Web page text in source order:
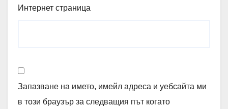
Интернет страница
Запазване на името, имейл адреса и уебсайта ми
в този браузър за следващия път когато